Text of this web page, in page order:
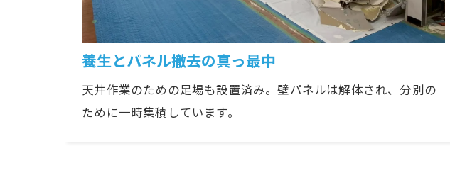
養生とパネル撤去の真っ最中
天井作業のための足場も設置済み。壁パネルは解体され、分別の
ために一時集積しています。